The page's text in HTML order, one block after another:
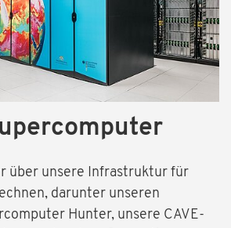
über unsere Infrastruktur für
darunter unseren
Hunter, unsere CAVE-